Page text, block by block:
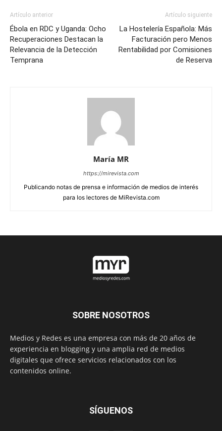
Artículo anterior
Ébola en RDC y Uganda: Ocho
Recuperaciones Destacan la
Relevancia de la Detección
Temprana
Artículo siguiente
La Hostelería Española: Más
Facturación pero Menos
Rentabilidad por Comisiones
de Reserva
María MR
https://mirevista.com
Publicando notas de prensa e información de medios de interés
para los lectores de MiRevista.com
SOBRE NOSOTROS
Medios y Redes es una empresa con más de 20 años de
experiencia en blogging y una amplia red de medios
digitales que ofrece servicios relacionados con los
contenidos online.
SÍGUENOS